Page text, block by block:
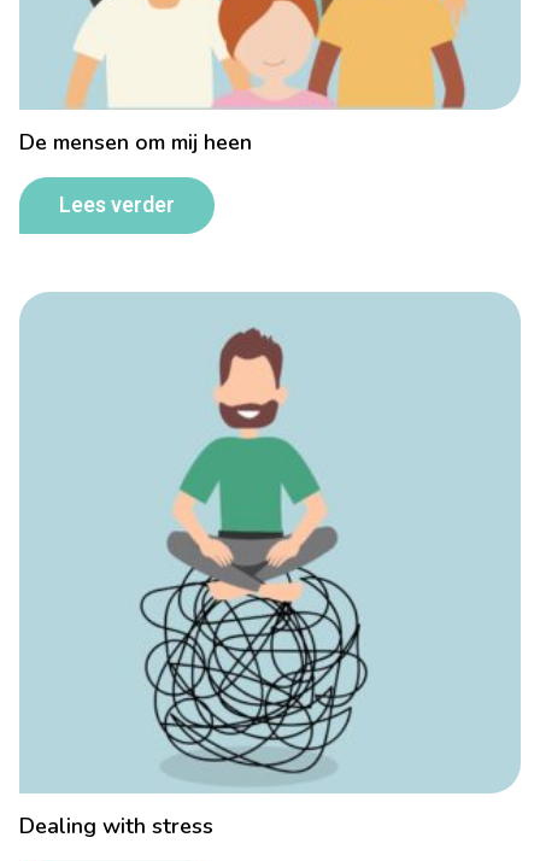
De mensen om mij heen
Lees verder
Dealing with stress